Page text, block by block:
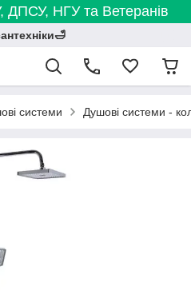
ДПСУ, НГУ та Ветеранів
системи Душові системи -